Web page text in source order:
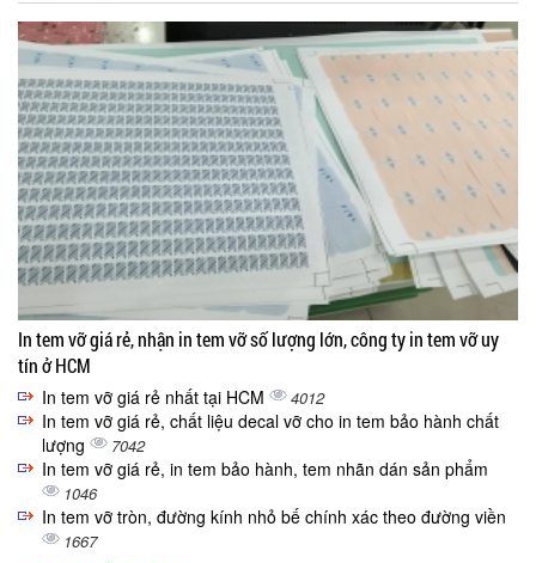
In tem vỡ giá rẻ, nhận in tem vỡ số lượng lớn, công ty in tem vỡ uy
tín ở HCM
In tem vỡ giá rẻ nhất tại HCM 4012
In tem vỡ giá rẻ, chất liệu decal vỡ cho in tem bảo hành chất
lượng
7042
In tem vỡ giá rẻ, in tem bảo hành, tem nhãn dán sản phẩm
1046
In tem vỡ tròn, đường kính nhỏ bế chính xác theo đường viền
1667